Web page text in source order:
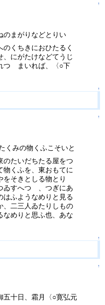
↑
のまがりなどとりい
くちきにおひたるく
、にがたけなどてうじ
つゝまいれば、〈○下
↑
↑
くみの物くふこそいと
のたいだちたる屋をつ
物くふを、東おもてに
そきとしる物とり
ゐすへつゝ、つぎにあ
はふようなめりと見る
、二三人ゐたりしもの
なめりと思ふ也、あな
↑
↑
五十日、霜月〈○寛弘元